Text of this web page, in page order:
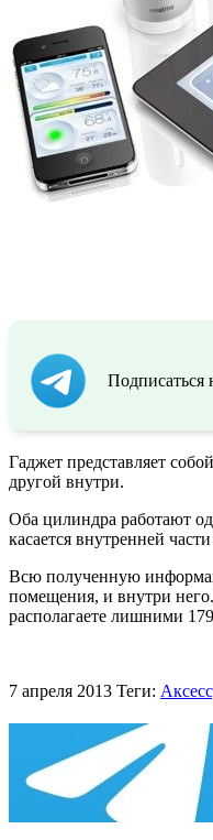
Подписаться
Гаджет представляет
другой внутри.
Оба цилиндра работают
касается внутренней
Всю полученную
помещения, и внутри
располагаете лишними
7 апреля 2013 Теги: